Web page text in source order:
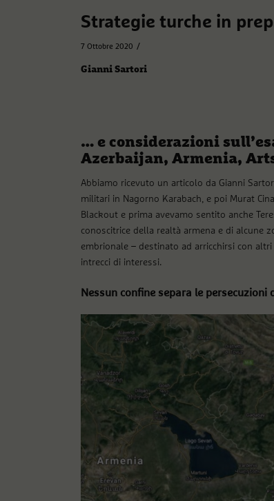
Strategie turche in
7 Ottobre 2020 /
Gianni Sartori
… e considerazioni
Azerbaijan, Armenia,
Abbiamo ricevuto un articolo da Gianni
militari in Nagorno Karabach, e poi Murat
Blackout e prima avevamo sentito anche
conoscitrice della realtà armena e di alcune
embrionale – destinato ad arricchirsi con
intrecci di interessi.
Nessun confine separa le persecuzioni